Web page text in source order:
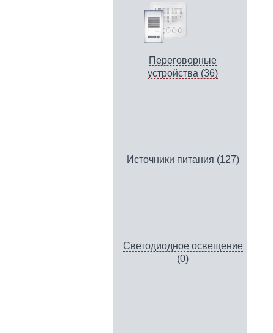
Переговорные
устройства (36)
Источники питания (127)
Светодиодное освещение
(0)